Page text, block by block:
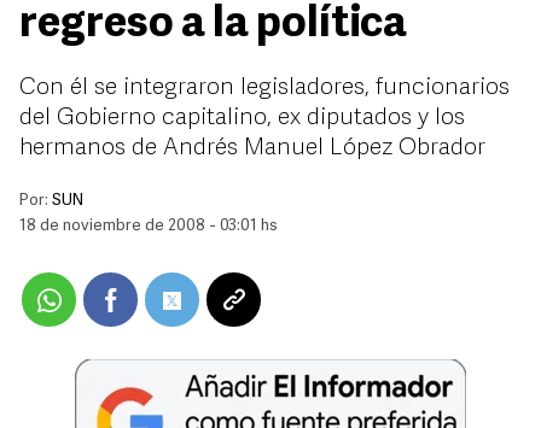
regreso a la política
Con él se integraron legisladores, funcionarios
del Gobierno capitalino, ex diputados y los
hermanos de Andrés Manuel López Obrador
Por: SUN
18 de noviembre de 2008 - 03:01 hs